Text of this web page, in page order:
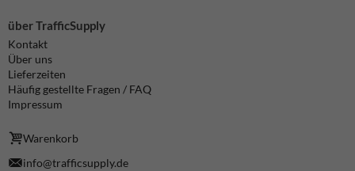
über TrafficSupply
Kontakt
Über uns
Lieferzeiten
Häufig gestellte Fragen / FAQ
Impressum
Warenkorb
info@trafficsupply.de